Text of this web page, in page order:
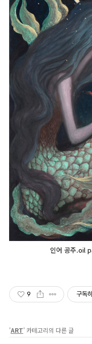
인어 공주.oil
9 구독
'ART' 카테고리의 다른 글